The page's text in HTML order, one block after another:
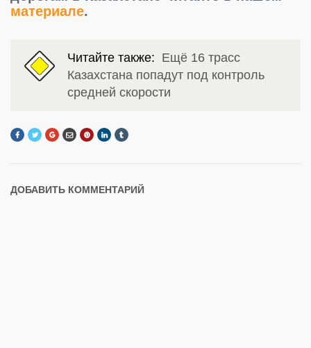
материале.
Читайте также: Ещё 16 трасс
Казахстана попадут под контроль
средней скорости
ДОБАВИТЬ КОММЕНТАРИЙ